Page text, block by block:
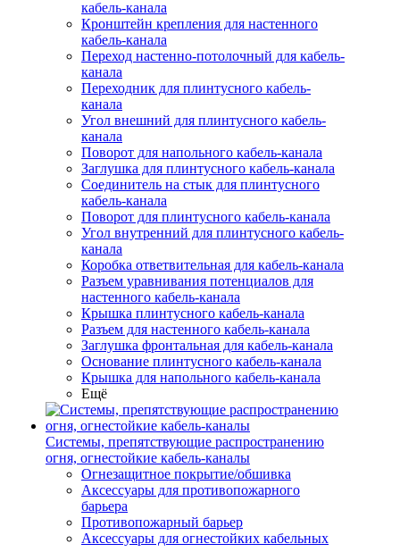
кабель-канала
Кронштейн крепления для настенного
кабель-канала
Переход настенно-потолочный для кабель-
канала
Переходник для плинтусного кабель-
канала
Угол внешний для плинтусного кабель-
канала
Поворот для напольного кабель-канала
Заглушка для плинтусного кабель-канала
Соединитель на стык для плинтусного
кабель-канала
Поворот для плинтусного кабель-канала
Угол внутренний для плинтусного кабель-
канала
Коробка ответвительная для кабель-канала
Разъем уравнивания потенциалов для
настенного кабель-канала
Крышка плинтусного кабель-канала
Разъем для настенного кабель-канала
Заглушка фронтальная для кабель-канала
Основание плинтусного кабель-канала
Крышка для напольного кабель-канала
Ещё
Системы, препятствующие распространению
огня, огнестойкие кабель-каналы
Огнезащитное покрытие/обшивка
Аксессуары для противопожарного
барьера
Противопожарный барьер
Аксессуары для огнестойких кабельных